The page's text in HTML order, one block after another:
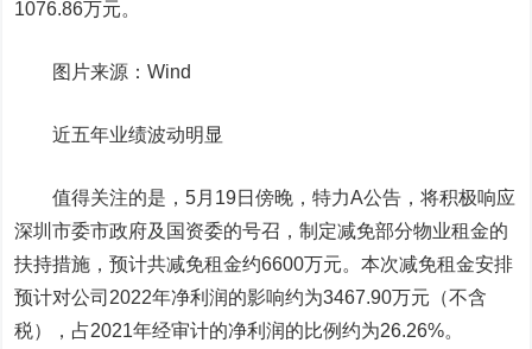
1076.86万元。
图片来源：Wind
近五年业绩波动明显
值得关注的是，5月19日傍晚，特力A公告，将积极响应
深圳市委市政府及国资委的号召，制定减免部分物业租金的
扶持措施，预计共减免租金约6600万元。本次减免租金安排
预计对公司2022年净利润的影响约为3467.90万元（不含
税），占2021年经审计的净利润的比例约为26.26%。